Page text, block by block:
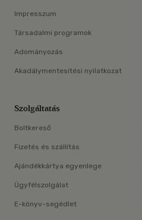
Impresszum
Társadalmi programok
Adományozás
Akadálymentesítési nyilatkozat
Szolgáltatás
Boltkereső
Fizetés és szállítás
Ajándékkártya egyenlege
Ügyfélszolgálat
E-könyv-segédlet